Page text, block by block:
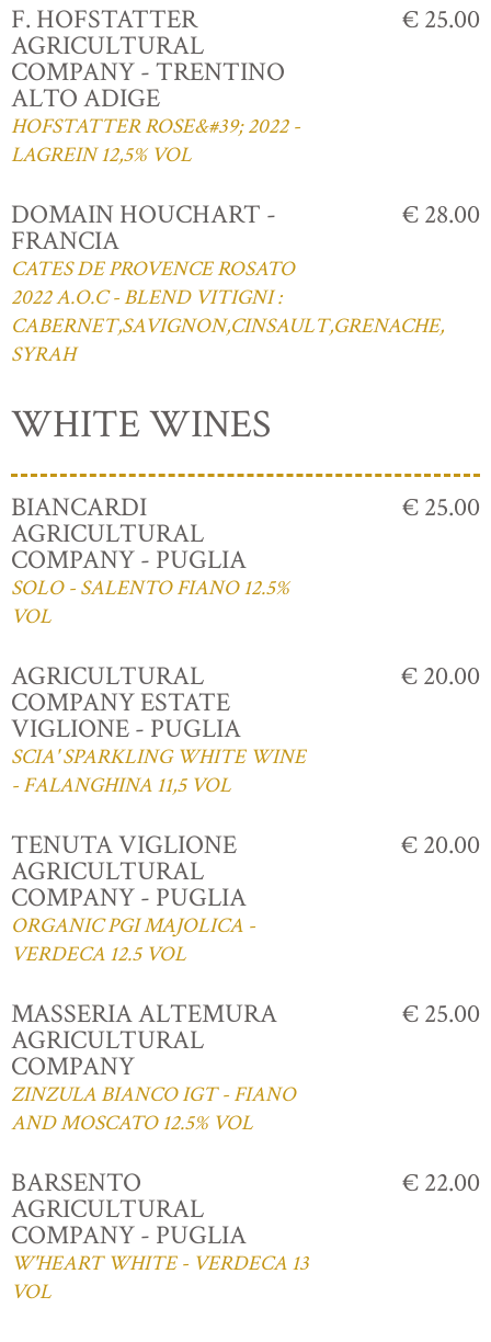
F. HOFSTATTER
AGRICULTURAL
COMPANY - TRENTINO
ALTO ADIGE
HOFSTATTER ROSE&#39; 2022 -
LAGREIN 12,5% VOL
€ 25.00
DOMAIN HOUCHART -
FRANCIA
CATES DE PROVENCE ROSATO
2022 A.O.C - BLEND VITIGNI :
CABERNET,SAVIGNON,CINSAULT,GRENACHE,
SYRAH
€ 28.00
WHITE WINES
BIANCARDI
AGRICULTURAL
COMPANY - PUGLIA
SOLO - SALENTO FIANO 12.5%
VOL
€ 25.00
AGRICULTURAL
COMPANY ESTATE
VIGLIONE - PUGLIA
SCIA' SPARKLING WHITE WINE
- FALANGHINA 11,5 VOL
€ 20.00
TENUTA VIGLIONE
AGRICULTURAL
COMPANY - PUGLIA
ORGANIC PGI MAJOLICA -
VERDECA 12.5 VOL
€ 20.00
MASSERIA ALTEMURA
AGRICULTURAL
COMPANY
ZINZULA BIANCO IGT - FIANO
AND MOSCATO 12.5% VOL
€ 25.00
BARSENTO
AGRICULTURAL
COMPANY - PUGLIA
W'HEART WHITE - VERDECA 13
VOL
€ 22.00